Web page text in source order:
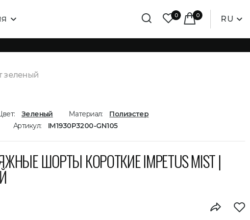
0 0 RU
зеленый
Зеленый Материал:
Полиэстер
Артикул: IM1930P3200-GN105
ШОРТЫ КОРОТКИЕ IMPETUS MIST |